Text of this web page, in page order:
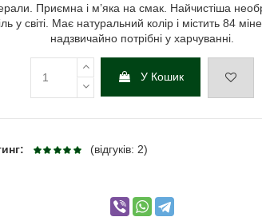
Приємна і м’яка на смак. Найчистіша
у світі. Має натуральний колір і містить 84
надзвичайно потрібні у харчуванні.
У Кошик
(відгуків: 2)